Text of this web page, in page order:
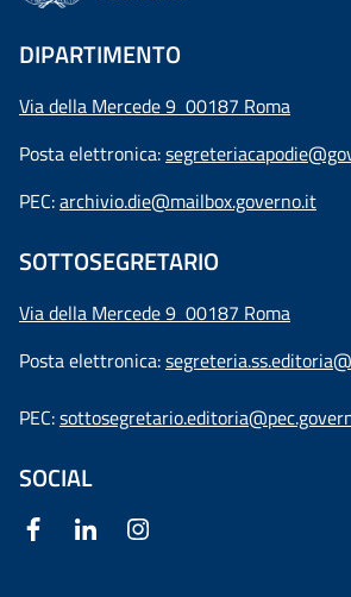
DIPARTIMENTO
Via della Mercede 9 00187 Roma
Posta elettronica:
PEC:archivio.die@mailbox.governo.it
SOTTOSEGRETARIO
Via della Mercede 9 00187 Roma
Posta elettronica:
PEC:
SOCIAL